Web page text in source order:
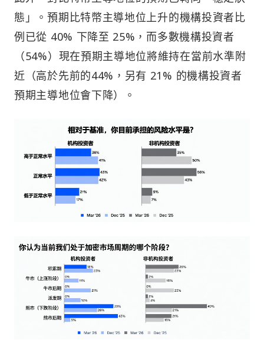
態」。預期比特幣主導地位上升的機構投資者比
例已從 40% 下降至 25%，而多數機構投資者
（54%）現在預期主導地位將維持在當前水準附
近（高於先前的44%，另有 21% 的機構投資者
預期主導地位會下降）。